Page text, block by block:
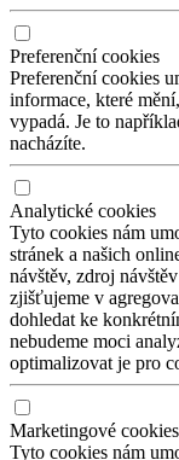
KEMP SK
24.06.2024 KEMP SK
KEMP PRAHA
24.06.2024 KEMP
TRÉNINK
21.06.2024 TRÉNINK
SEZNAMOVACÍ
21.05.2024
SEZNAMOVACÍ
20.05.2024
VELIKONOČNÍ
28.03.2024
JARNÍ KEMP
12.03.2024 JARNÍ
Preferenční cookies
Preferenční cookies
informace, které
vypadá. Je to
nacházíte.
Analytické cookies
Tyto cookies nám
stránek a našich
návštěv, zdroj
zjišťujeme v
dohledat ke
nebudeme moci
optimalizovat je pro
Marketingové cookies
Tyto cookies nám